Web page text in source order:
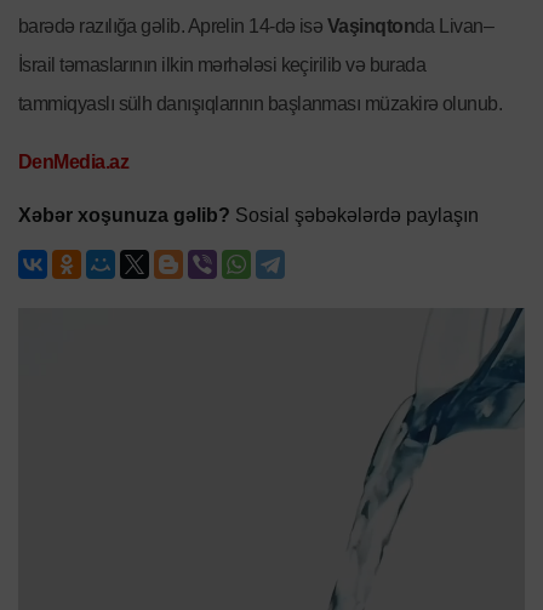
barədə razılığa gəlib. Aprelin 14-də isə Vaşinqtonda Livan–
İsrail təmaslarının ilkin mərhələsi keçirilib və burada
tammiqyaslı sülh danışıqlarının başlanması müzakirə olunub.
DenMedia.az
Xəbər xoşunuza gəlib? Sosial şəbəkələrdə paylaşın